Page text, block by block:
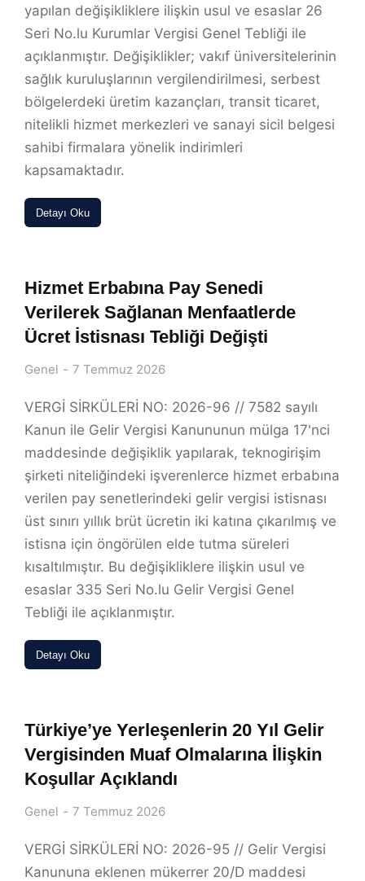
yapılan değişikliklere ilişkin usul ve esaslar 26
Seri No.lu Kurumlar Vergisi Genel Tebliği ile
açıklanmıştır. Değişiklikler; vakıf üniversitelerinin
sağlık kuruluşlarının vergilendirilmesi, serbest
bölgelerdeki üretim kazançları, transit ticaret,
nitelikli hizmet merkezleri ve sanayi sicil belgesi
sahibi firmalara yönelik indirimleri
kapsamaktadır.
Detayı Oku
Hizmet Erbabına Pay Senedi
Verilerek Sağlanan Menfaatlerde
Ücret İstisnası Tebliği Değişti
Genel 7 Temmuz 2026
VERGİ SİRKÜLERİ NO: 2026-96 // 7582 sayılı
Kanun ile Gelir Vergisi Kanununun mülga 17'nci
maddesinde değişiklik yapılarak, teknogirişim
şirketi niteliğindeki işverenlerce hizmet erbabına
verilen pay senetlerindeki gelir vergisi istisnası
üst sınırı yıllık brüt ücretin iki katına çıkarılmış ve
istisna için öngörülen elde tutma süreleri
kısaltılmıştır. Bu değişikliklere ilişkin usul ve
esaslar 335 Seri No.lu Gelir Vergisi Genel
Tebliği ile açıklanmıştır.
Detayı Oku
Türkiye’ye Yerleşenlerin 20 Yıl Gelir
Vergisinden Muaf Olmalarına İlişkin
Koşullar Açıklandı
Genel 7 Temmuz 2026
VERGİ SİRKÜLERİ NO: 2026-95 // Gelir Vergisi
Kanununa eklenen mükerrer 20/D maddesi